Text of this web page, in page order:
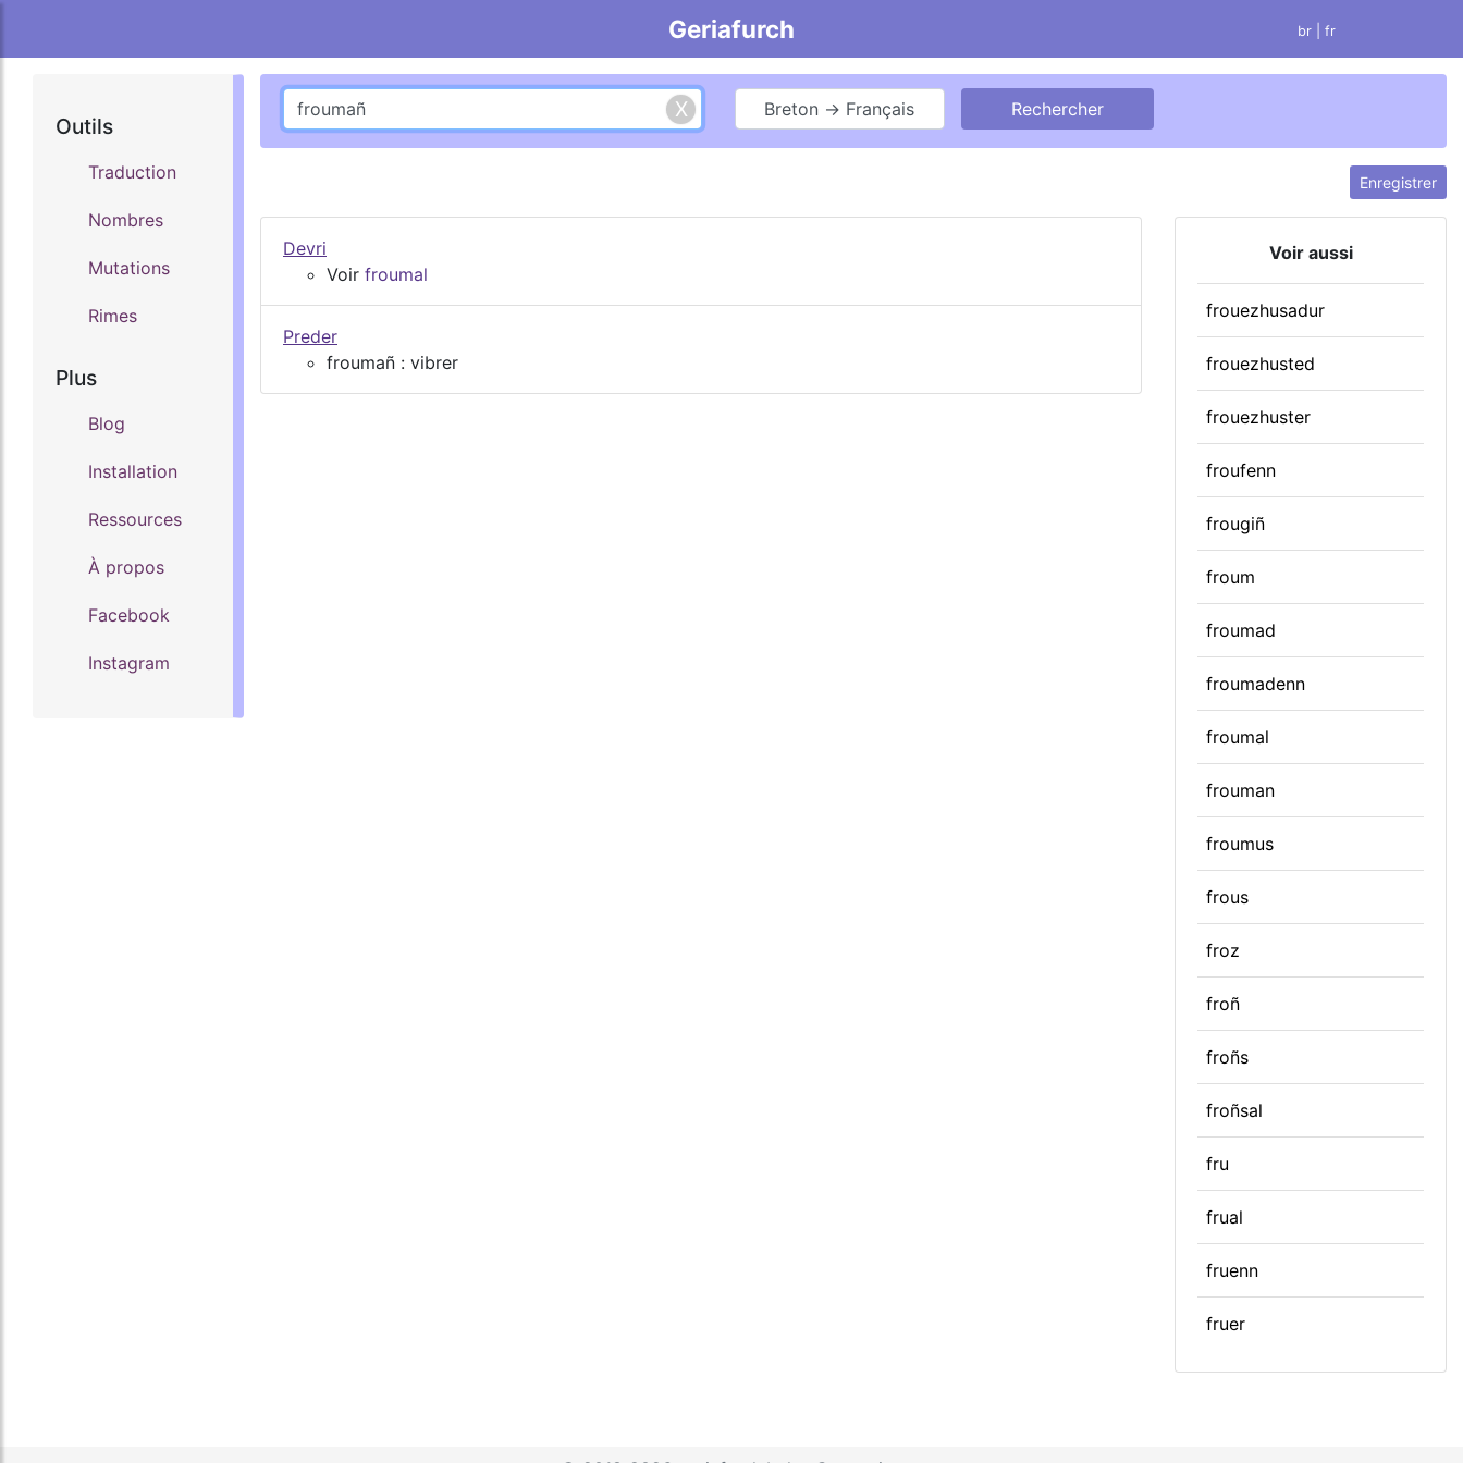
Geriafurch br | fr
Outils
Traduction
Nombres
Mutations
Rimes
Plus
Blog
Installation
Ressources
À propos
Facebook
Instagram
Breton → Français
Enregistrer
Devri
Voir froumal
Preder
froumañ : vibrer
Voir aussi
frouezhusadur
frouezhusted
frouezhuster
froufenn
frougiñ
froum
froumad
froumadenn
froumal
frouman
froumus
frous
froz
froñ
froñs
froñsal
fru
frual
fruenn
fruer